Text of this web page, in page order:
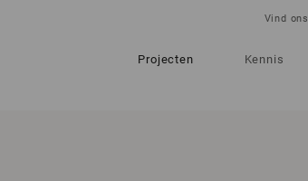
Projecten Kennis
Vind ons